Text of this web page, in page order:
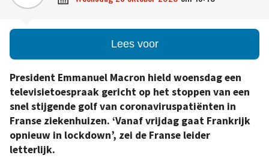
Lees voor
President Emmanuel Macron hield woensdag een
televisietoespraak gericht op het stoppen van een
snel stijgende golf van coronaviruspatiënten in
Franse ziekenhuizen. ‘Vanaf vrijdag gaat Frankrijk
opnieuw in lockdown’, zei de Franse leider
letterlijk.